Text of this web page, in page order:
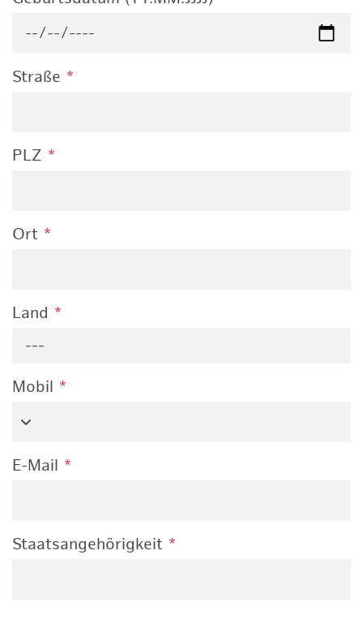
Straße *
PLZ *
Ort *
Land *
---
Mobil *
E-Mail *
Staatsangehörigkeit *